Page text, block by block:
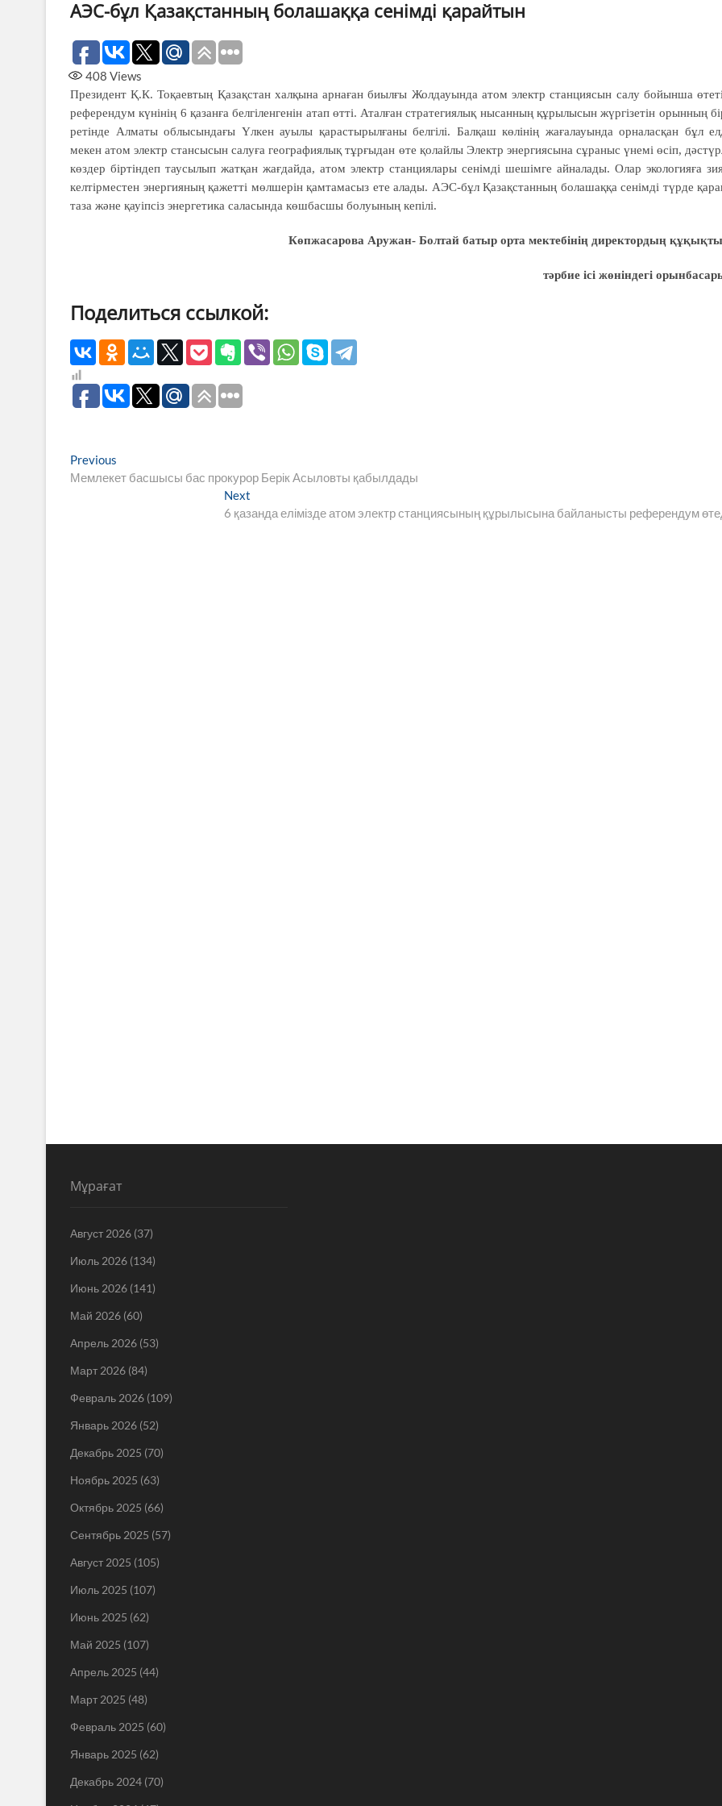
АЭС-бұл Қазақстанның болашаққа сенімді қарайтын
408 Views
Президент Қ.К. Тоқаевтың Қазақстан халқына арнаған биылғы Жолдауында атом электр станциясын салу бойынша
референдум күнінің 6 қазанға белгіленгенін атап өтті. Аталған стратегиялық нысанның құрылысын жүргізетін орынның
ретінде Алматы облысындағы Үлкен ауылы қарастырылғаны белгілі. Балқаш көлінің жағалауында орналасқан бұл
мекен атом электр стансысын салуға географиялық тұрғыдан өте қолайлы Электр энергиясына сұраныс үнемі өсіп,
көздер біртіндеп таусылып жатқан жағдайда, атом электр станциялары сенімді шешімге айналады. Олар экологияға
келтірместен энергияның қажетті мөлшерін қамтамасыз ете алады. АЭС-бұл Қазақстанның болашаққа сенімді түрде
таза және қауіпсіз энергетика саласында көшбасшы болуының кепілі.
Көпжасарова Аружан- Болтай батыр орта мектебінің директордың
тәрбие ісі жөніндегі
Поделиться ссылкой:
Навигация
по
Previous
post:
Мемлекет басшысы бас прокурор Берік Асыловты қабылдады
Next
post:
6 қазанда елімізде атом электр станциясының құрылысына байланысты референдум
Мұрағат
Август 2026 (37)
Июль 2026 (134)
Июнь 2026 (141)
Май 2026 (60)
Апрель 2026 (53)
Март 2026 (84)
Февраль 2026 (109)
Январь 2026 (52)
Декабрь 2025 (70)
Ноябрь 2025 (63)
Октябрь 2025 (66)
Сентябрь 2025 (57)
Август 2025 (105)
Июль 2025 (107)
Июнь 2025 (62)
Май 2025 (107)
Апрель 2025 (44)
Март 2025 (48)
Февраль 2025 (60)
Январь 2025 (62)
Декабрь 2024 (70)